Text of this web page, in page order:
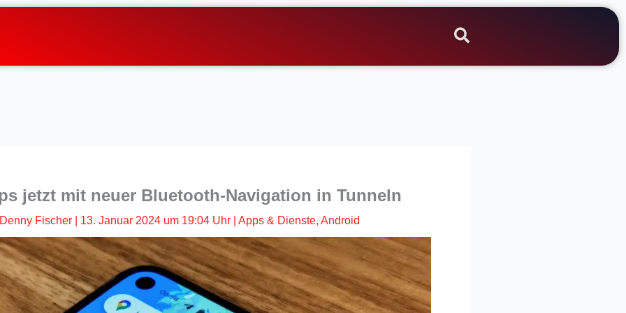
jetzt mit neuer Bluetooth-Navigation in Tunneln
Denny Fischer 13. Januar 2024 um 19:04 Uhr| Apps & Dienste, Android